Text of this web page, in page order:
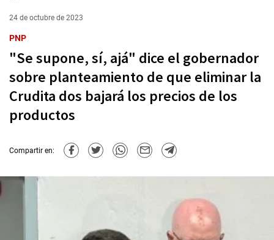
24 de octubre de 2023
PNP
"Se supone, sí, ajá" dice el gobernador
sobre planteamiento de que eliminar la
Crudita dos bajará los precios de los
productos
Compartir en: